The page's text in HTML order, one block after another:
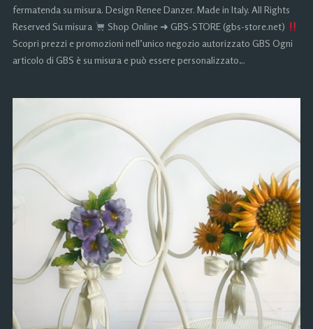
fermatenda su misura. Design Renee Danzer. Made in Italy. All Rights
Reserved Su misura
Shop Online ➜ GBS-STORE (gbs-store.net)
Scopri prezzi e promozioni nell’unico negozio autorizzato GBS Ogni
articolo di GBS è su misura e può essere personalizzato…